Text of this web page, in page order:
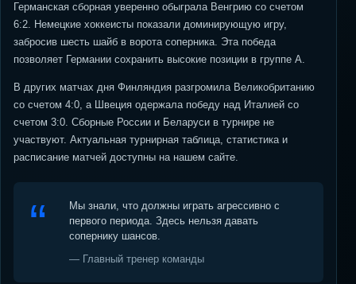
Германская сборная уверенно обыграла Венгрию со счетом
6:2. Немецкие хоккеисты показали доминирующую игру,
забросив шесть шайб в ворота соперника. Эта победа
позволяет Германии сохранить высокие позиции в группе А.
В других матчах дня Финляндия разгромила Великобританию
со счетом 4:0, а Швеция одержала победу над Италией со
счетом 3:0. Сборные России и Беларуси в турнире не
участвуют. Актуальная турнирная таблица, статистика и
расписание матчей доступны на нашем сайте.
Мы знали, что должны играть агрессивно с
первого периода. Здесь нельзя давать
сопернику шансов.
— Главный тренер команды